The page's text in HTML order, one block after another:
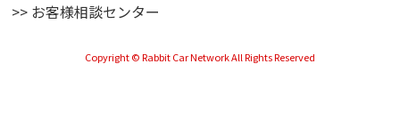
>> お客様相談センター
Copyright © Rabbit Car Network All Rights Reserved